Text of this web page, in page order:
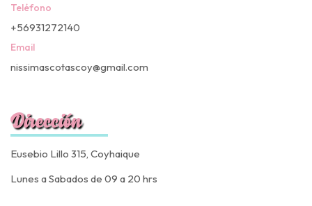
Teléfono
+56931272140
Email
nissimascotascoy@gmail.com
Dirección
Eusebio Lillo 315, Coyhaique
Lunes a Sabados de 09 a 20 hrs